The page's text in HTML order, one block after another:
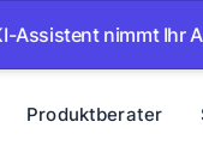
nimmt Ihr
Produktberater